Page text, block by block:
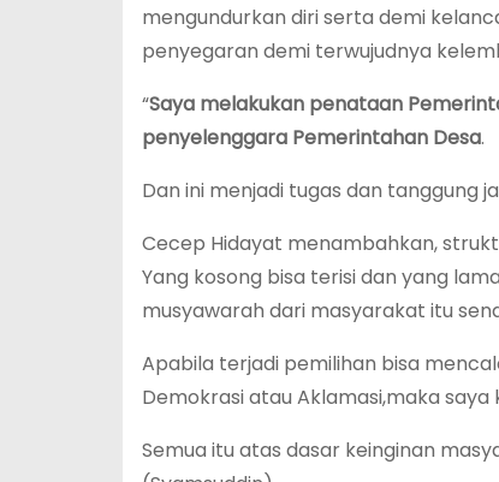
mengundurkan diri serta demi
penyegaran demi terwujudnya
“Saya melakukan penataan
penyelenggara Pemerintahan Desa.
Dan ini menjadi tugas dan tanggung
Cecep Hidayat menambahkan,
Yang kosong bisa terisi dan yang
musyawarah dari masyarakat itu
Apabila terjadi pemilihan bisa
Demokrasi atau Aklamasi,maka saya
Semua itu atas dasar keinginan